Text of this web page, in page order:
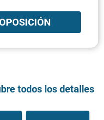
todos los detalles